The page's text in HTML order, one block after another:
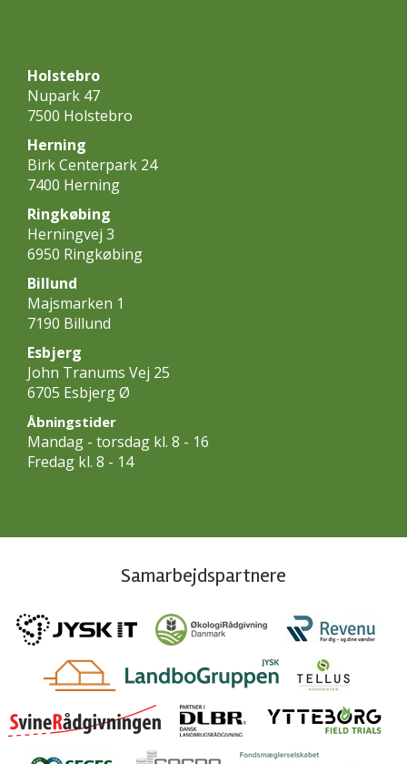
Holstebro
Nupark 47
7500 Holstebro
Herning
Birk Centerpark 24
7400 Herning
Ringkøbing
Herningvej 3
6950 Ringkøbing
Billund
Majsmarken 1
7190 Billund
Esbjerg
John Tranums Vej 25
6705 Esbjerg Ø
Åbningstider
Mandag - torsdag kl. 8 - 16
Fredag kl. 8 - 14
Samarbejdspartnere